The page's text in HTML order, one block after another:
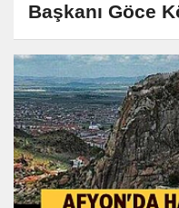
Başkanı Göce